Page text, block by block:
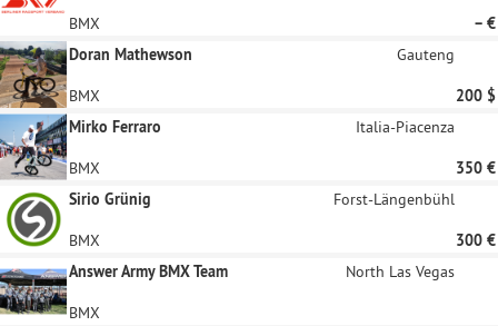
BMX
– €
Doran Mathewson
Gauteng
BMX
200 $
Mirko Ferraro
Italia-Piacenza
BMX
350 €
Sirio Grünig
Forst-Längenbühl
BMX
300 €
Answer Army BMX Team
North Las Vegas
BMX